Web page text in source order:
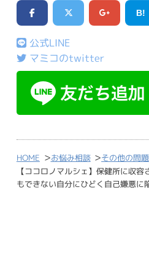
B!
公式LINE
マミコのtwitter
HOME >お悩み相談 >その他の問題
【ココロノマルシェ】保健所に収
もできない自分にひどく自己嫌悪に